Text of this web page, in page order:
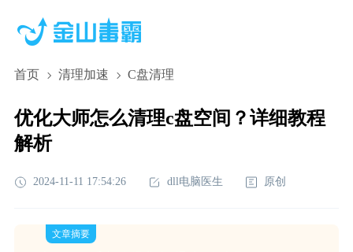
首页 清理加速 C盘清理
优化大师怎么清理c盘空间？详细教程
解析
2024-11-11 17:54:26 dll电脑医生 原创
文章摘要